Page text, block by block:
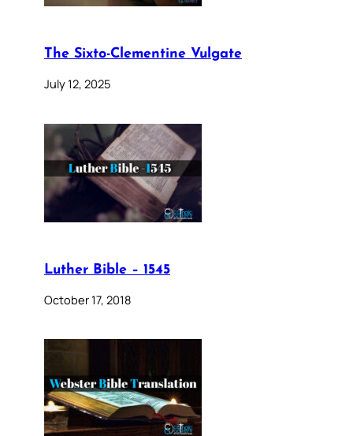
The Sixto-Clementine Vulgate
July 12, 2025
Luther Bible – 1545
October 17, 2018